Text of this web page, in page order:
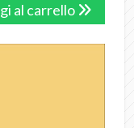
al carrello